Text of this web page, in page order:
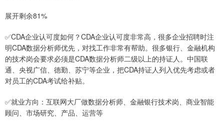
展开剩余81%
✅CDA企业认可度如何？CDA企业认可度非常高，很多企业招聘时注
明CDA数据分析师优先，对找工作非常有帮助。很多银行、金融机构
的技术岗会要求必须是CDA数据分析师二级以上的持证人。中国联
通、央视广信、德勤、苏宁等企业，把CDA持证人列入优先考虑或者
对员工的CDA考试给补贴。
✅就业方向：互联网大厂做数据分析师、金融银行技术岗、商业智能
顾问、市场研究、产品、运营等